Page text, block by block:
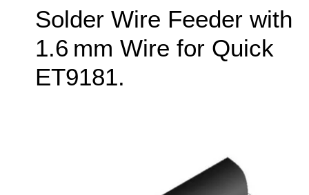
Solder Wire Feeder with
1.6 mm Wire for Quick
ET9181.